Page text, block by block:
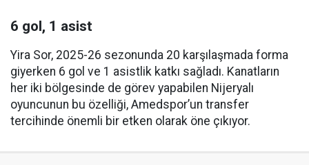
6 gol, 1 asist
Yira Sor, 2025-26 sezonunda 20 karşılaşmada forma
giyerken 6 gol ve 1 asistlik katkı sağladı. Kanatların
her iki bölgesinde de görev yapabilen Nijeryalı
oyuncunun bu özelliği, Amedspor’un transfer
tercihinde önemli bir etken olarak öne çıkıyor.